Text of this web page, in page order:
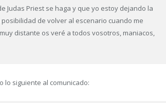
Judas Priest se haga y que yo estoy dejando la
de volver al escenario cuando me
distante os veré a todos vosotros, maniacos,
lo siguiente al comunicado: